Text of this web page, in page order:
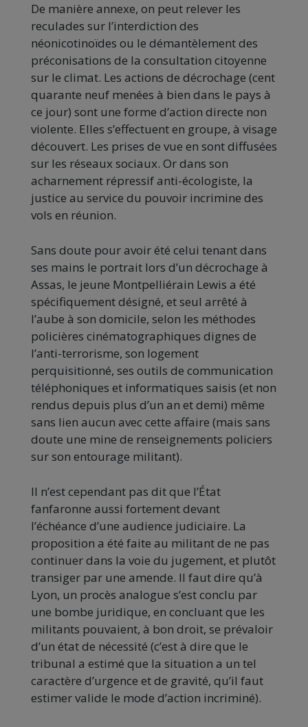
De manière annexe, on peut relever les
reculades sur l’interdiction des
néonicotinoïdes ou le démantèlement des
préconisations de la consultation citoyenne
sur le climat. Les actions de décrochage (cent
quarante neuf menées à bien dans le pays à
ce jour) sont une forme d’action directe non
violente. Elles s’effectuent en groupe, à visage
découvert. Les prises de vue en sont diffusées
sur les réseaux sociaux. Or dans son
acharnement répressif anti-écologiste, la
justice au service du pouvoir incrimine des
vols en réunion.
Sans doute pour avoir été celui tenant dans
ses mains le portrait lors d’un décrochage à
Assas, le jeune Montpelliérain Lewis a été
spécifiquement désigné, et seul arrêté à
l’aube à son domicile, selon les méthodes
policières cinématographiques dignes de
l’anti-terrorisme, son logement
perquisitionné, ses outils de communication
téléphoniques et informatiques saisis (et non
rendus depuis plus d’un an et demi) même
sans lien aucun avec cette affaire (mais sans
doute une mine de renseignements policiers
sur son entourage militant).
Il n’est cependant pas dit que l’État
fanfaronne aussi fortement devant
l’échéance d’une audience judiciaire. La
proposition a été faite au militant de ne pas
continuer dans la voie du jugement, et plutôt
transiger par une amende. Il faut dire qu’à
Lyon, un procès analogue s’est conclu par
une bombe juridique, en concluant que les
militants pouvaient, à bon droit, se prévaloir
d’un état de nécessité (c’est à dire que le
tribunal a estimé que la situation a un tel
caractère d’urgence et de gravité, qu’il faut
estimer valide le mode d’action incriminé).